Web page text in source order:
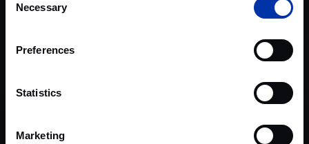
Selection
Necessary
Preferences
Statistics
Marketing